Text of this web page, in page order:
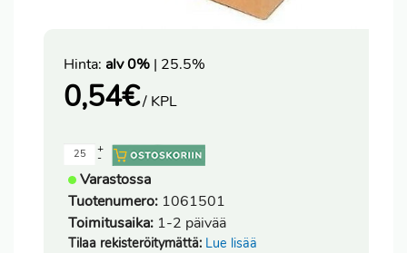
Hinta: alv 0% | 25.5%
0,54€/ KPL
-
+
Varastossa
Tuotenumero: 1061501
Toimitusaika: 1-2 päivää
Tilaa rekisteröitymättä: Lue lisää